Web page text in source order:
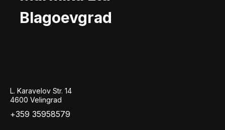
Blagoevgrad
L. Karavelov Str. 14
4600 Velingrad
+359 35958579